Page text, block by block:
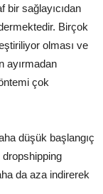
sağlayıcıdan
Birçok
olması ve
ayırmadan
çok
düşük başlangıç
da aza indirerek